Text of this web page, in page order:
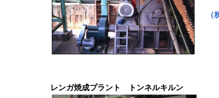
レンガ焼成プラント トンネルキルン